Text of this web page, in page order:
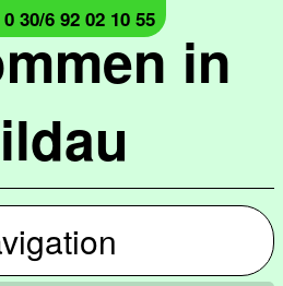
in
30/6 92 02 10 55